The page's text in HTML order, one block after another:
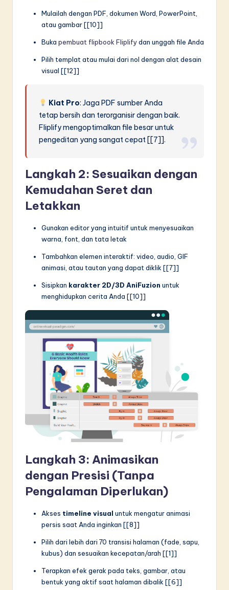
Mulailah dengan PDF, dokumen Word, PowerPoint,
atau gambar [[10]]
Buka pembuat flipbook Fliplifydan unggah file Anda
Pilih templat atau mulai dari nol dengan alat desain
visual [[12]]
Kiat Pro: Jaga PDF sumber Anda
tetap bersih dan terorganisir dengan baik.
Fliplify mengoptimalkan file besar untuk
pengeditan yang sangat cepat [[7]].
Langkah 2: Sesuaikan dengan
Kemudahan Seret dan
Letakkan
Gunakan editor yang intuitif untuk menyesuaikan
warna, font, dan tata letak
Tambahkan elemen interaktif: video, audio, GIF
animasi, atau tautan yang dapat diklik [[7]]
Sisipkan karakter 2D/3D AniFuzion untuk
menghidupkan cerita Anda [[10]]
Langkah 3: Animasikan
dengan Presisi (Tanpa
Pengalaman Diperlukan)
Akses timeline visual untuk mengatur animasi
persis saat Anda inginkan [[8]]
Pilih dari lebih dari 70 transisi halaman (fade, sapu,
kubus) dan sesuaikan kecepatan/arah [[1]]
Terapkan efek gerak pada teks, gambar, atau
bentuk yang aktif saat halaman dibalik [[6]]